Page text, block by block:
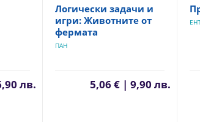
лв.
Логически задачи и
игри: Животните от
фермата
ПАН
5,06 € | 9,90 лв.